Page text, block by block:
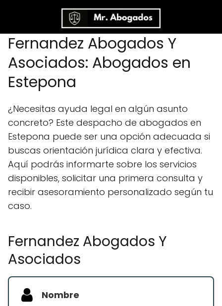
Fernandez Abogados Y
Asociados: Abogados en
Estepona
¿Necesitas ayuda legal en algún asunto
concreto? Este despacho de abogados en
Estepona puede ser una opción adecuada si
buscas orientación jurídica clara y efectiva.
Aquí podrás informarte sobre los servicios
disponibles, solicitar una primera consulta y
recibir asesoramiento personalizado según tu
caso.
Fernandez Abogados Y
Asociados
Nombre